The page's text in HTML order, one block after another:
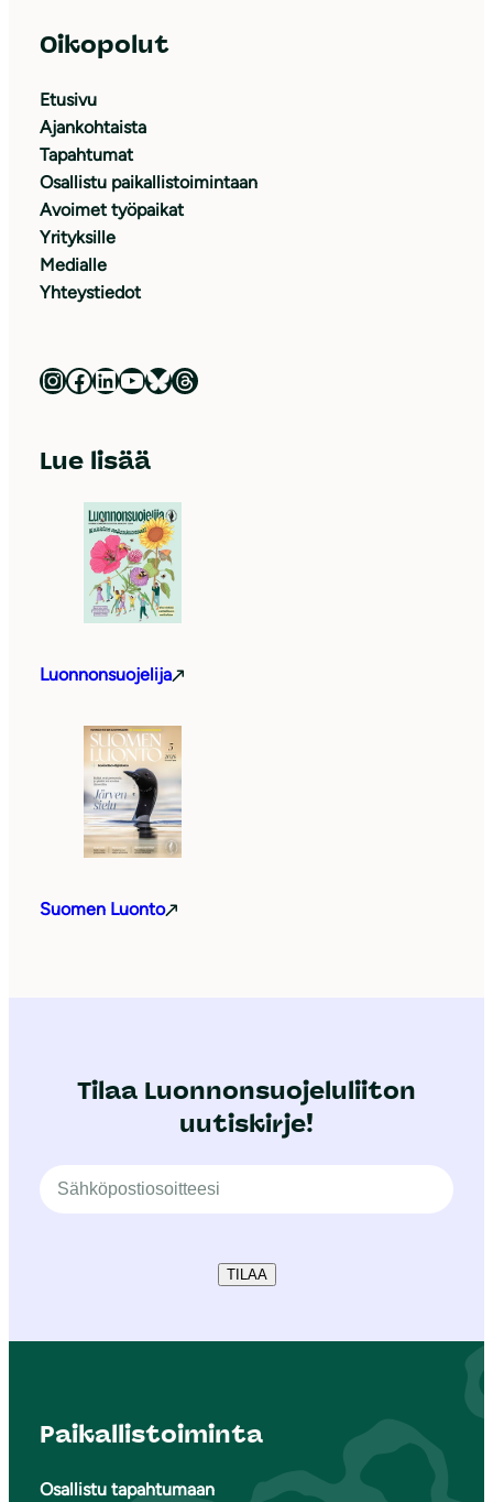
Oikopolut
Etusivu
Ajankohtaista
Tapahtumat
Osallistu paikallistoimintaan
Avoimet työpaikat
Yrityksille
Medialle
Yhteystiedot
Luonnonsuojeluliitto Instagramissa Luonnonsuojeluliitto Facebookissa Luonnonsuojeluliitto LinkedInissä Luonnonsuojeluliiton YouTube-kanava Luonnonsuojeluliitto Blueskyssa Luonnonsuojeluliitto Threadsissa
Lue lisää
Luonnonsuojelija
Suomen Luonto
Tilaa Luonnonsuojeluliiton
uutiskirje!
TILAA
Paikallistoiminta
Osallistu tapahtumaan